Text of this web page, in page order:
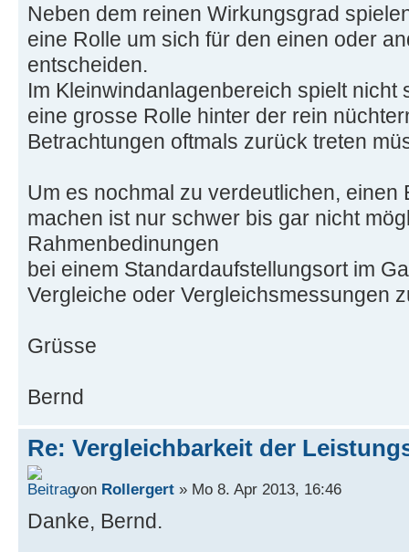
Neben dem reinen Wirkungsgrad
eine Rolle um sich für den einen oder
entscheiden.
Im Kleinwindanlagenbereich spielt nicht
eine grosse Rolle hinter der rein
Betrachtungen oftmals zurück treten
Um es nochmal zu verdeutlichen, einen
machen ist nur schwer bis gar nicht
Rahmenbedinungen
bei einem Standardaufstellungsort im
Vergleiche oder Vergleichsmessungen
Grüsse
Bernd
Re: Vergleichbarkeit der
von Rollergert » Mo 8. Apr 2013, 16:46
Danke, Bernd.